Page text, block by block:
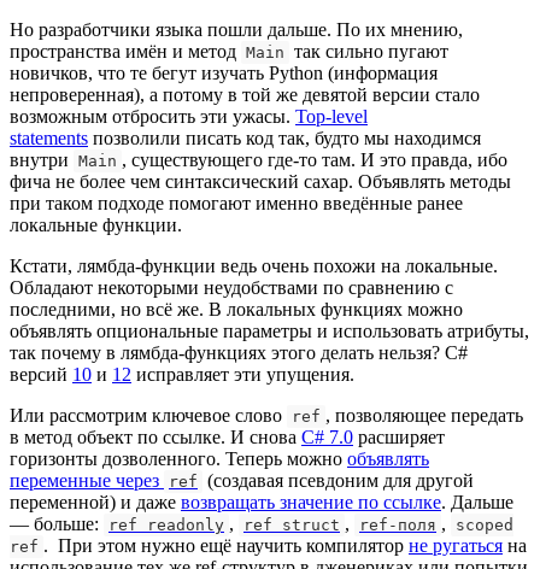
Но разработчики языка пошли дальше. По их мнению,
пространства имён и метод Main так сильно пугают
новичков, что те бегут изучать Python (информация
непроверенная), а потому в той же девятой версии стало
возможным отбросить эти ужасы. Top-level
statements позволили писать код так, будто мы находимся
внутри Main , существующего где-то там. И это правда, ибо
фича не более чем синтаксический сахар. Объявлять методы
при таком подходе помогают именно введённые ранее
локальные функции.
Кстати, лямбда-функции ведь очень похожи на локальные.
Обладают некоторыми неудобствами по сравнению с
последними, но всё же. В локальных функциях можно
объявлять опциональные параметры и использовать атрибуты,
так почему в лямбда-функциях этого делать нельзя? C#
версий 10 и 12 исправляет эти упущения.
Или рассмотрим ключевое слово
ref , позволяющее передать
в метод объект по ссылке. И снова C# 7.0 расширяет
горизонты дозволенного. Теперь можно объявлять
переменные через
ref (создавая псевдоним для другой
переменной) и даже возвращать значение по ссылке. Дальше
— больше:
ref readonly , ref struct , ref-поля ,
scoped
ref . При этом нужно ещё научить компилятор не ругаться на